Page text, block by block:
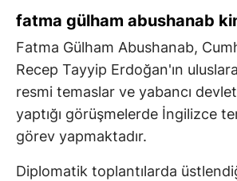
fatma gülham abushanab
Fatma Gülham Abushanab,
Recep Tayyip Erdoğan'ın
resmi temaslar ve yabancı
yaptığı görüşmelerde İngilizce
görev yapmaktadır.
Diplomatik toplantılarda